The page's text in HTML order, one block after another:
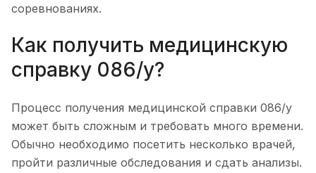
соревнованиях.
Как получить медицинскую
справку 086/у?
Процесс получения медицинской справки 086/у
может быть сложным и требовать много времени.
Обычно необходимо посетить несколько врачей,
пройти различные обследования и сдать анализы.